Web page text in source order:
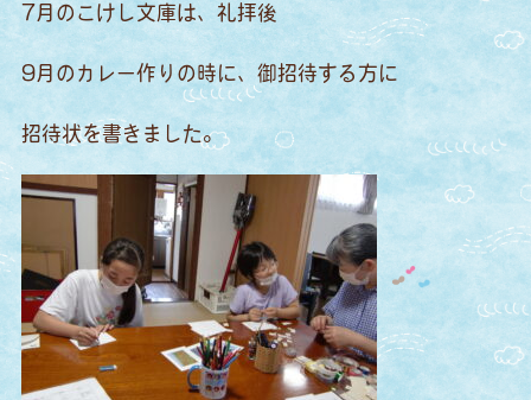
7月のこけし文庫は、礼拝後
9月のカレー作りの時に、御招待する方に
招待状を書きました。